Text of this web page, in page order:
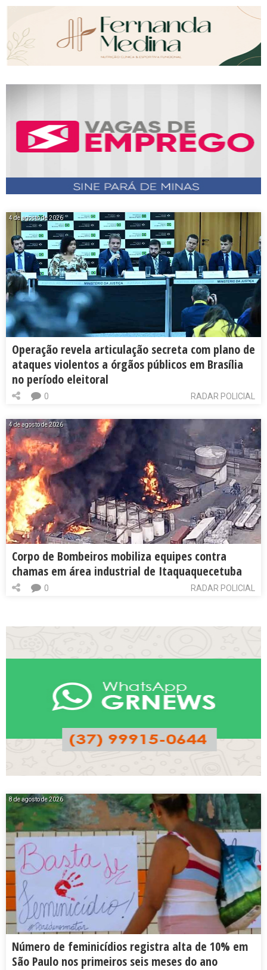
4 de agosto de 2026
Operação revela articulação secreta com plano de
ataques violentos a órgãos públicos em Brasília
no período eleitoral
RADAR POLICIAL
0
4 de agosto de 2026
Corpo de Bombeiros mobiliza equipes contra
chamas em área industrial de Itaquaquecetuba
RADAR POLICIAL
0
8 de agosto de 2026
Número de feminicídios registra alta de 10% em
São Paulo nos primeiros seis meses do ano